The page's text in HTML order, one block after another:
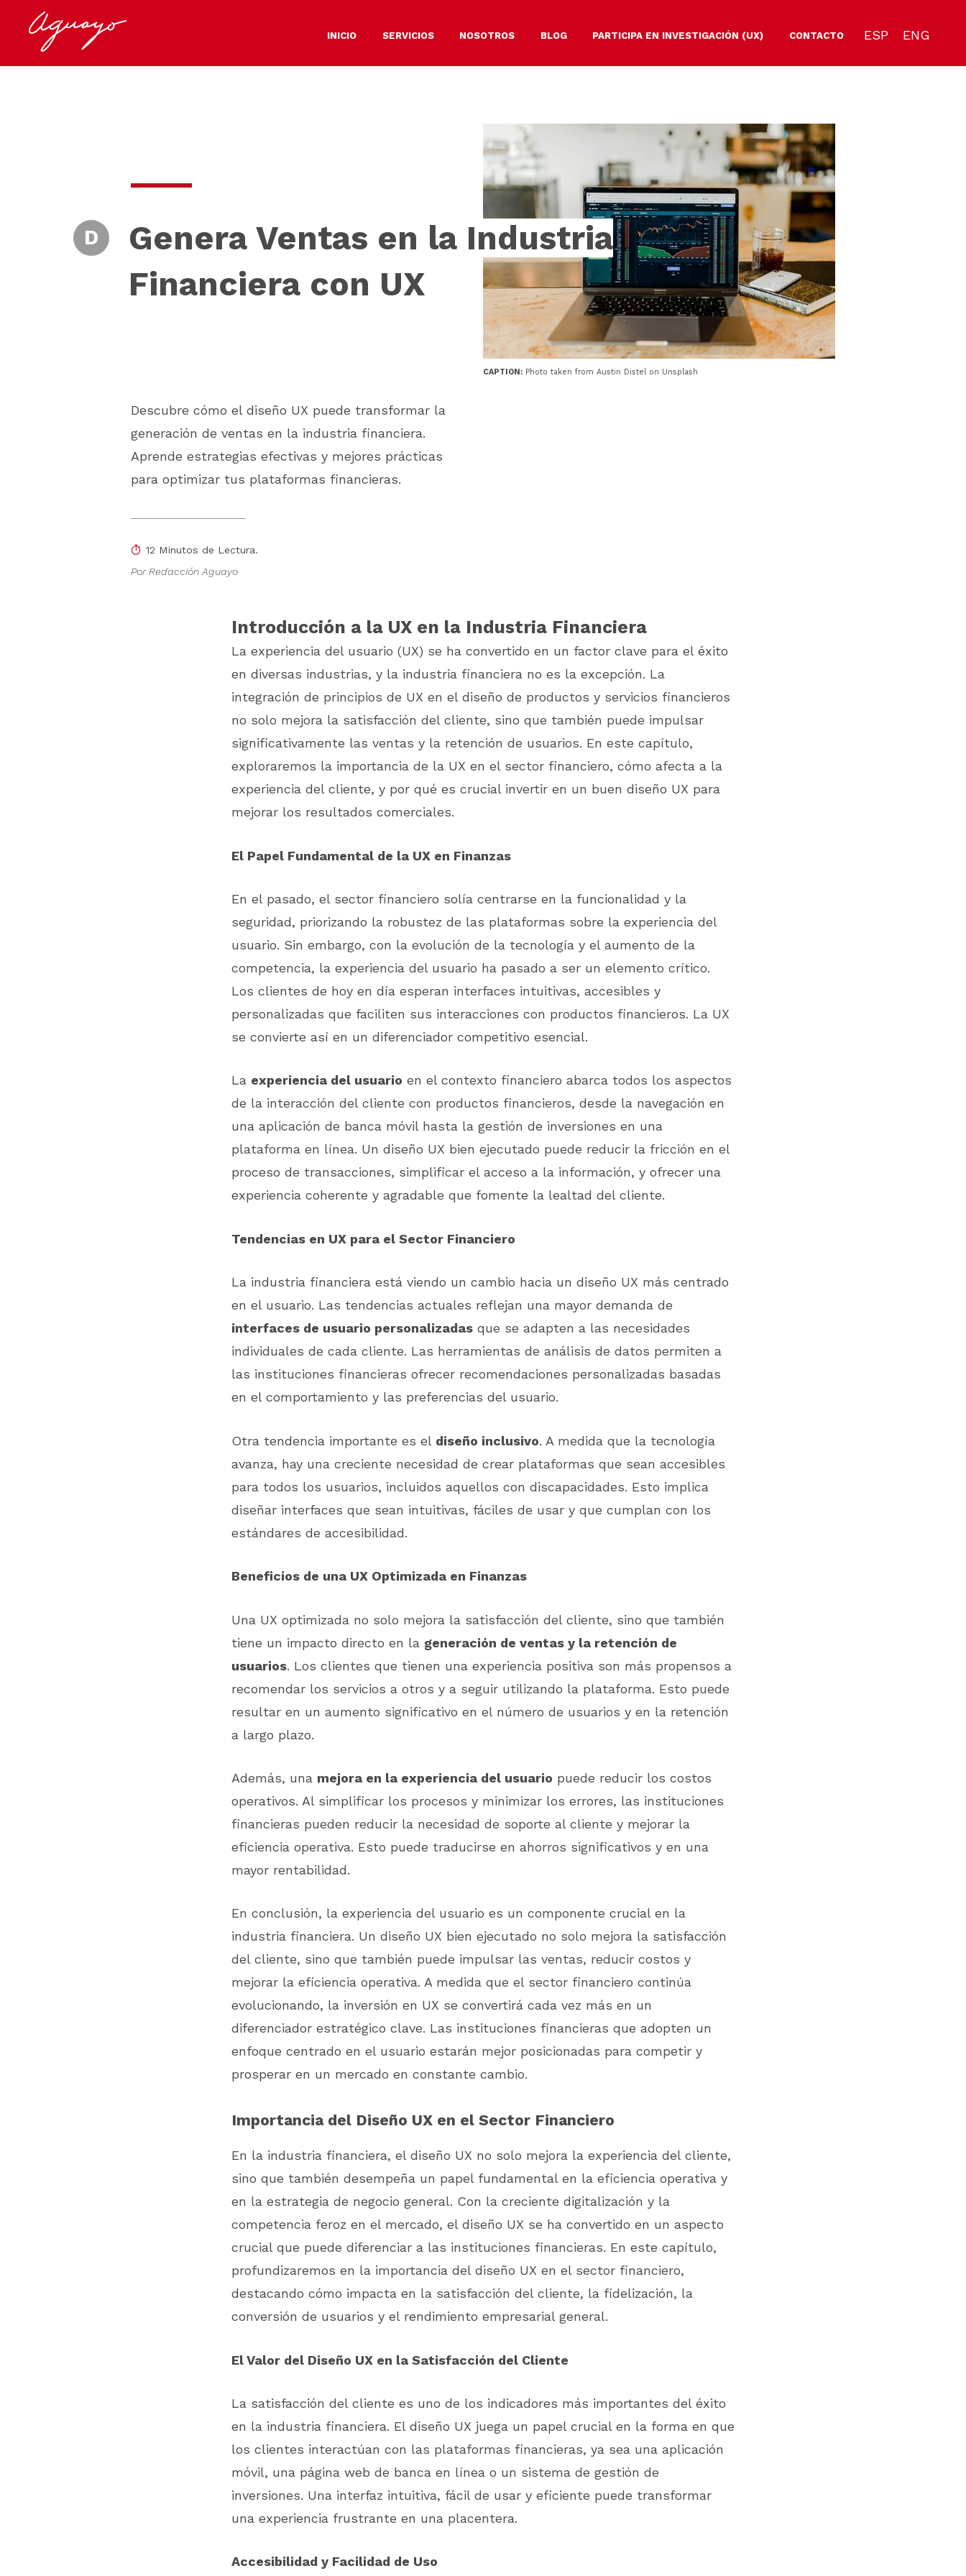
INICIO SERVICIOS NOSOTROS BLOG PARTICIPA EN INVESTIGACIÓN (UX) CONTACTO ESP ENG
D
Genera Ventas en la Industria
Financiera con UX
12 Minutos de Lectura.
Por Redacción Aguayo
Descubre cómo el diseño UX puede transformar la
generación de ventas en la industria financiera.
Aprende estrategias efectivas y mejores prácticas
para optimizar tus plataformas financieras.
CAPTION: Photo taken from Austin Distel on Unsplash
Introducción a la UX en la Industria Financiera
La experiencia del usuario (UX) se ha convertido en un factor clave para el éxito
en diversas industrias, y la industria financiera no es la excepción. La
integración de principios de UX en el diseño de productos y servicios financieros
no solo mejora la satisfacción del cliente, sino que también puede impulsar
significativamente las ventas y la retención de usuarios. En este capítulo,
exploraremos la importancia de la UX en el sector financiero, cómo afecta a la
experiencia del cliente, y por qué es crucial invertir en un buen diseño UX para
mejorar los resultados comerciales.
El Papel Fundamental de la UX en Finanzas
En el pasado, el sector financiero solía centrarse en la funcionalidad y la
seguridad, priorizando la robustez de las plataformas sobre la experiencia del
usuario. Sin embargo, con la evolución de la tecnología y el aumento de la
competencia, la experiencia del usuario ha pasado a ser un elemento crítico.
Los clientes de hoy en día esperan interfaces intuitivas, accesibles y
personalizadas que faciliten sus interacciones con productos financieros. La UX
se convierte así en un diferenciador competitivo esencial.
La experiencia del usuario en el contexto financiero abarca todos los aspectos
de la interacción del cliente con productos financieros, desde la navegación en
una aplicación de banca móvil hasta la gestión de inversiones en una
plataforma en línea. Un diseño UX bien ejecutado puede reducir la fricción en el
proceso de transacciones, simplificar el acceso a la información, y ofrecer una
experiencia coherente y agradable que fomente la lealtad del cliente.
Tendencias en UX para el Sector Financiero
La industria financiera está viendo un cambio hacia un diseño UX más centrado
en el usuario. Las tendencias actuales reflejan una mayor demanda de
interfaces de usuario personalizadas que se adapten a las necesidades
individuales de cada cliente. Las herramientas de análisis de datos permiten a
las instituciones financieras ofrecer recomendaciones personalizadas basadas
en el comportamiento y las preferencias del usuario.
Otra tendencia importante es el diseño inclusivo. A medida que la tecnología
avanza, hay una creciente necesidad de crear plataformas que sean accesibles
para todos los usuarios, incluidos aquellos con discapacidades. Esto implica
diseñar interfaces que sean intuitivas, fáciles de usar y que cumplan con los
estándares de accesibilidad.
Beneficios de una UX Optimizada en Finanzas
Una UX optimizada no solo mejora la satisfacción del cliente, sino que también
tiene un impacto directo en la generación de ventas y la retención de
usuarios. Los clientes que tienen una experiencia positiva son más propensos a
recomendar los servicios a otros y a seguir utilizando la plataforma. Esto puede
resultar en un aumento significativo en el número de usuarios y en la retención
a largo plazo.
Además, una mejora en la experiencia del usuario puede reducir los costos
operativos. Al simplificar los procesos y minimizar los errores, las instituciones
financieras pueden reducir la necesidad de soporte al cliente y mejorar la
eficiencia operativa. Esto puede traducirse en ahorros significativos y en una
mayor rentabilidad.
En conclusión, la experiencia del usuario es un componente crucial en la
industria financiera. Un diseño UX bien ejecutado no solo mejora la satisfacción
del cliente, sino que también puede impulsar las ventas, reducir costos y
mejorar la eficiencia operativa. A medida que el sector financiero continúa
evolucionando, la inversión en UX se convertirá cada vez más en un
diferenciador estratégico clave. Las instituciones financieras que adopten un
enfoque centrado en el usuario estarán mejor posicionadas para competir y
prosperar en un mercado en constante cambio.
Importancia del Diseño UX en el Sector Financiero
En la industria financiera, el diseño UX no solo mejora la experiencia del cliente,
sino que también desempeña un papel fundamental en la eficiencia operativa y
en la estrategia de negocio general. Con la creciente digitalización y la
competencia feroz en el mercado, el diseño UX se ha convertido en un aspecto
crucial que puede diferenciar a las instituciones financieras. En este capítulo,
profundizaremos en la importancia del diseño UX en el sector financiero,
destacando cómo impacta en la satisfacción del cliente, la fidelización, la
conversión de usuarios y el rendimiento empresarial general.
El Valor del Diseño UX en la Satisfacción del Cliente
La satisfacción del cliente es uno de los indicadores más importantes del éxito
en la industria financiera. El diseño UX juega un papel crucial en la forma en que
los clientes interactúan con las plataformas financieras, ya sea una aplicación
móvil, una página web de banca en línea o un sistema de gestión de
inversiones. Una interfaz intuitiva, fácil de usar y eficiente puede transformar
una experiencia frustrante en una placentera.
Accesibilidad y Facilidad de Uso